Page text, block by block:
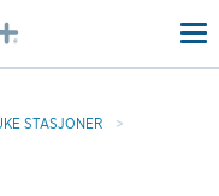
STASJONER